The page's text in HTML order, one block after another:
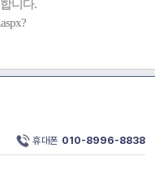
니다.
휴대폰 010-8996-8838